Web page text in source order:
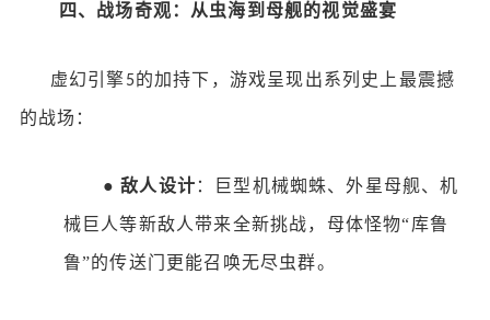
四、战场奇观：从虫海到母舰的视觉盛宴
虚幻引擎 5的加持下，游戏呈现出系列史上最震撼
的战场：
● 敌人设计 ：巨型机械蜘蛛、外星母舰、机
械巨人等新敌人带来全新挑战，母体怪物“库鲁
鲁”的传送门更能召唤无尽虫群。